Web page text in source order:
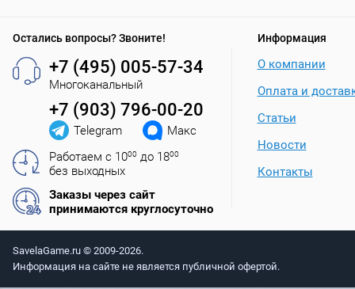
Остались вопросы? Звоните!
+7 (495) 005-57-34
Многоканальный
+7 (903) 796-00-20
Telegram
Макс
Работаем с 1000 до 1800
без выходных
Заказы через сайт
принимаются круглосуточно
Информация
О компании
Оплата и
Статьи
Новости
Контакты
SavelaGame.ru © 2009-2026.
Информация на сайте не является публичной офертой.